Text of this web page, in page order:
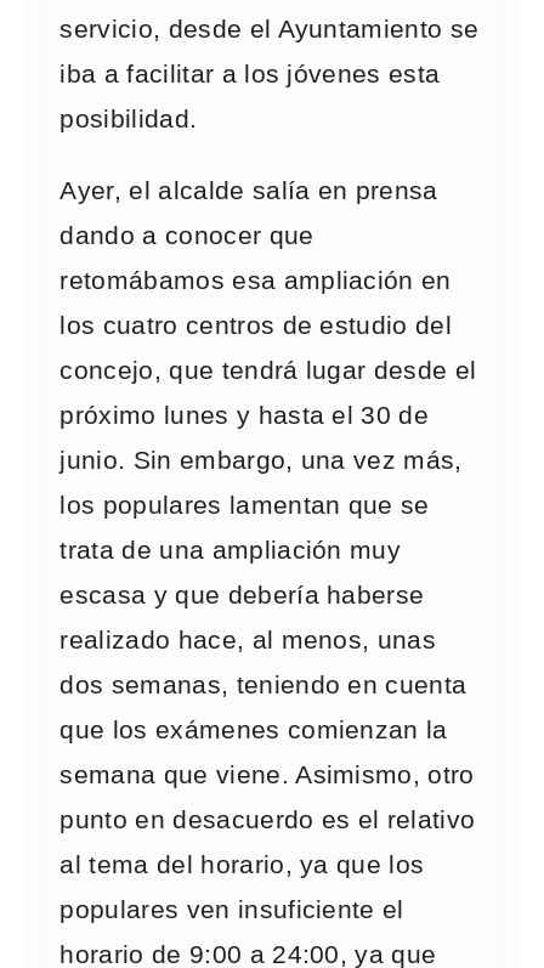
servicio, desde el Ayuntamiento se
iba a facilitar a los jóvenes esta
posibilidad.
Ayer, el alcalde salía en prensa
dando a conocer que
retomábamos esa ampliación en
los cuatro centros de estudio del
concejo, que tendrá lugar desde el
próximo lunes y hasta el 30 de
junio. Sin embargo, una vez más,
los populares lamentan que se
trata de una ampliación muy
escasa y que debería haberse
realizado hace, al menos, unas
dos semanas, teniendo en cuenta
que los exámenes comienzan la
semana que viene. Asimismo, otro
punto en desacuerdo es el relativo
al tema del horario, ya que los
populares ven insuficiente el
horario de 9:00 a 24:00, ya que